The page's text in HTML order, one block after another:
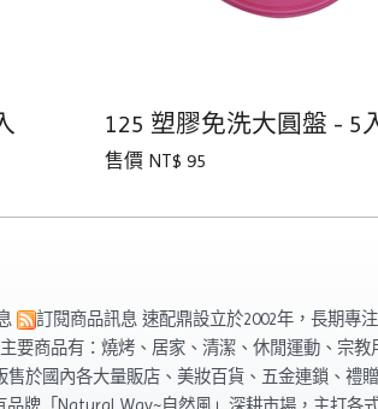
125 塑膠免洗大圓盤 - 5
售價 NT$ 95
訂閱商品訊息 速配鼎設立於2002年，長期專
主要商品有：燒烤、居家、清潔、休閒運動、宗
售於國內各大量販店、美妝百貨、五金連鎖、禮